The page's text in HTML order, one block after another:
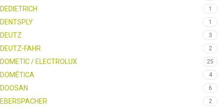
DEDIETRICH 1
DENTSPLY 1
DEUTZ 3
DEUTZ-FAHR 2
DOMETIC / ELECTROLUX 25
DOMÉTICA 4
DOOSAN 6
EBERSPACHER 2